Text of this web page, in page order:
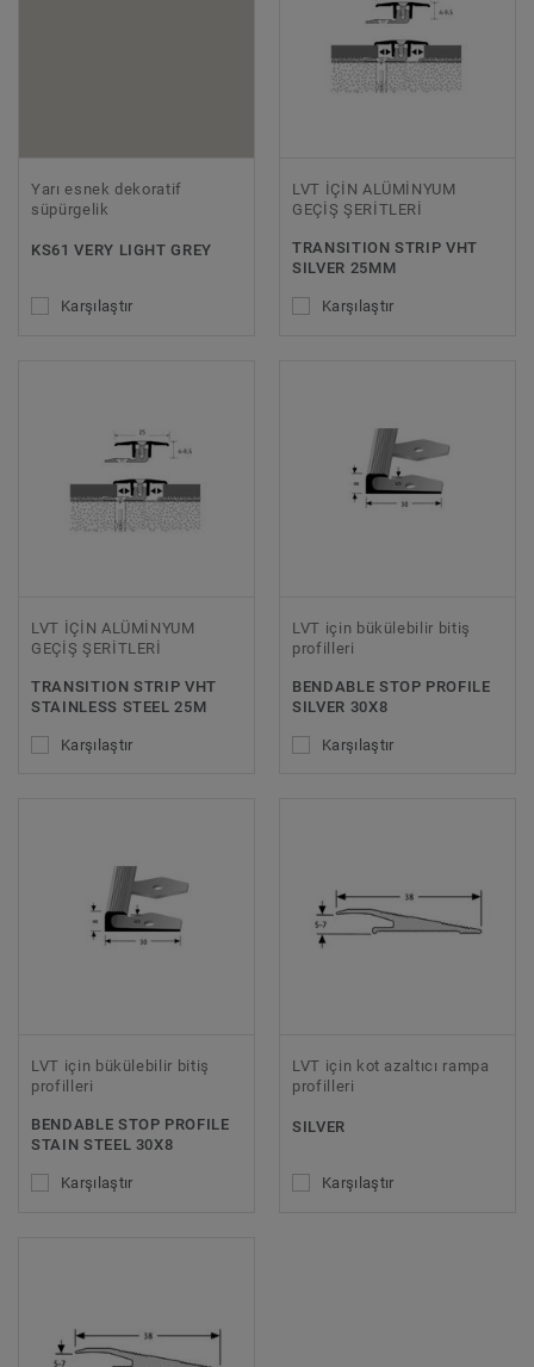
Yarı esnek dekoratif
süpürgelik
KS61 VERY LIGHT GREY
Karşılaştır
LVT İÇİN ALÜMİNYUM
GEÇİŞ ŞERİTLERİ
TRANSITION STRIP VHT
SILVER 25MM
Karşılaştır
LVT İÇİN ALÜMİNYUM
GEÇİŞ ŞERİTLERİ
TRANSITION STRIP VHT
STAINLESS STEEL 25M
Karşılaştır
LVT için bükülebilir bitiş
profilleri
BENDABLE STOP PROFILE
SILVER 30X8
Karşılaştır
LVT için bükülebilir bitiş
profilleri
BENDABLE STOP PROFILE
STAIN STEEL 30X8
Karşılaştır
LVT için kot azaltıcı rampa
profilleri
SILVER
Karşılaştır